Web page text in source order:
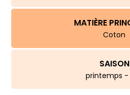
MATIÈRE
Coton
SAISON
printemps -